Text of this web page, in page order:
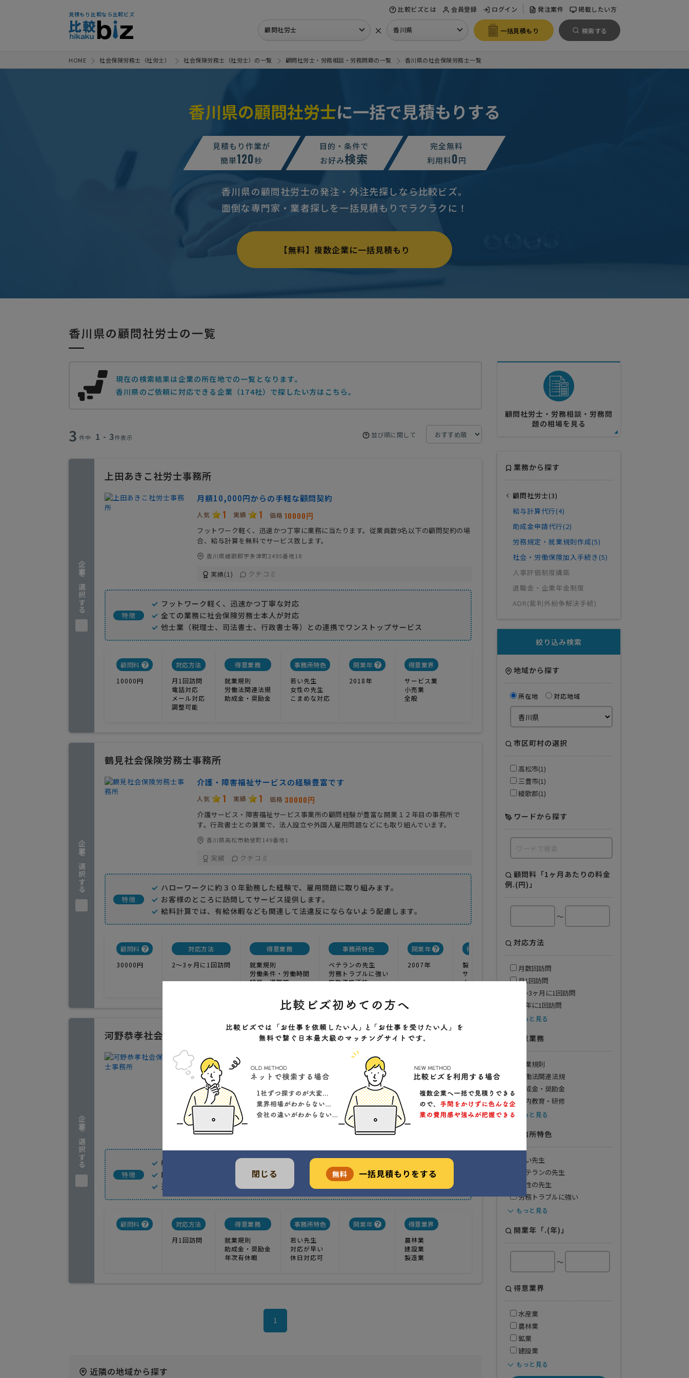
見積もり比較なら比較ビズ
比較ビズとは 会員登録 ログイン 発注案件 掲載したい方
顧問社労士 × 香川県 一括見積もり 検索する
HOME 社会保険労務士（社労士） 社会保険労務士（社労士）の一覧 顧問社労士・労務相談・労務問題の一覧 香川県の社会保険労務士一覧
香川県の顧問社労士に一括で見積もりする
見積もり作業が
簡単120秒
目的・条件で
お好み検索
完全無料
利用料0円
香川県の顧問社労士の発注・外注先探しなら比較ビズ。
面倒な専門家・業者探しを一括見積もりでラクラクに！
【無料】複数企業に一括見積もり
香川県の顧問社労士の一覧
現在の検索結果は企業の所在地での一覧となります。
香川県のご依頼に対応できる企業（174社）で探したい方はこちら。
3 件中 1 - 3件表示 並び順に関して
企業を選択する
上田あきこ社労士事務所
月額10,000円からの手軽な顧問契約
人気 1 実績 1 価格 10000円
フットワーク軽く、迅速かつ丁寧に業務に当たります。従業員数9名以下の顧問契約の場
合、給与計算を無料でサービス致します。
香川県綾歌郡宇多津町2495番地18
実績(1) クチコミ
特徴
フットワーク軽く、迅速かつ丁寧な対応
全ての業務に社会保険労務士本人が対応
他士業（税理士、司法書士、行政書士等）との連携でワンストップサービス
顧問料
10000円
対応方法
月1回訪問
電話対応
メール対応
調整可能
得意業務
就業規則
労働法関連法規
助成金・奨励金
事務所特色
若い先生
女性の先生
こまめな対応
開業年
2018年
得意業界
サービス業
小売業
全般
企業を選択する
鶴見社会保険労務士事務所
介護・障害福祉サービスの経験豊富です
人気 1 実績 1 価格 30000円
介護サービス・障害福祉サービス事業所の顧問経験が豊富な開業１２年目の事務所で
す。行政書士との兼業で、法人設立や外国人雇用問題などにも取り組んでいます。
香川県高松市勅使町149番地1
実績 クチコミ
特徴
ハローワークに約３０年勤務した経験で、雇用問題に取り組みます。
お客様のところに訪問してサービス提供します。
給料計算では、有給休暇なども関連して法違反にならないよう配慮します。
顧問料
30000円
対応方法
2〜3ヶ月に1回訪問
得意業務
就業規則
労働条件・労働時間
解雇・退職等
事務所特色
ベテランの先生
労務トラブルに強い
複数資格所持
開業年
2007年
得意業界
製造業
サービス業
小売業
企業を選択する
河野恭孝社会保険労務士事務所
顧問社労士
人気 1 価格-----
開業３年目の社会保険労務士事務所です。「採用から退職まで」をモットーにきめ細か
いサービスを提供しています。
香川県三豊市高瀬町上麻乙165-7
実績(2)
特徴
給与計算処理代行
助成金申請相談及び手続代行
迅速な手続き対応
顧問料
対応方法
月1回訪問
得意業務
就業規則
助成金・奨励金
年次有休暇
事務所特色
若い先生
対応が早い
休日対応可
開業年
得意業界
農林業
建設業
製造業
1
近隣の地域から探す
顧問社労士・労務相談・労務問
題の相場を見る
業務から探す
顧問社労士(3)
給与計算代行(4)
助成金申請代行(2)
労務規定・就業規則作成(5)
社会・労働保険加入手続き(5)
人事評価制度構築
退職金・企業年金制度
ADR(裁判外紛争解決手続)
絞り込み検索
地域から探す
所在地 対応地域
市区町村の選択
高松市(1)
三豊市(1)
綾歌郡(1)
ワードから探す
顧問料「1ヶ月あたりの料金
例.(円)」
～
対応方法
月数回訪問
月1回訪問
2〜3ヶ月に1回訪問
半年に1回訪問
もっと見る
得意業務
就業規則
労働法関連法規
助成金・奨励金
社内教育・研修
もっと見る
事務所特色
若い先生
ベテランの先生
女性の先生
労務トラブルに強い
もっと見る
開業年「.(年)」
～
得意業界
水産業
農林業
鉱業
建設業
もっと見る
閉じる 無料 一括見積もりをする